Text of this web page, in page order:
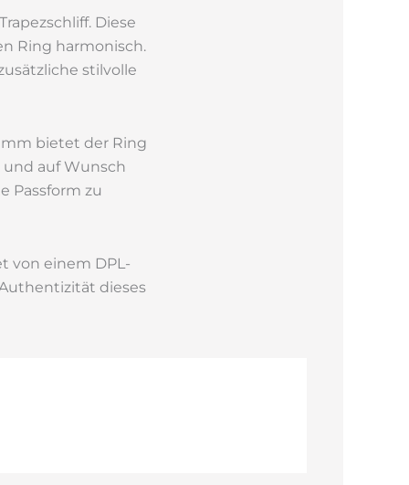
Diese
Ring harmonisch.
stilvolle
mm bietet der Ring
und auf Wunsch
Passform zu
von einem DPL-
dieses